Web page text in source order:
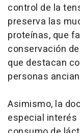
control de la
preserva las
proteínas, que
conservación
que destacan
personas
Asimismo, la
especial interés